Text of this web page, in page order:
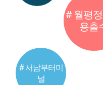
# 월평
용출
# 서남부터미
널